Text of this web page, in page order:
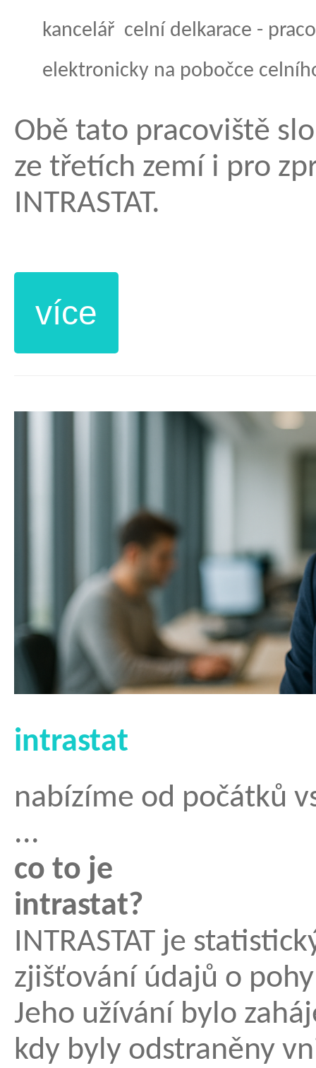
kancelář celní delkarace - p
elektronicky na pobočce
Obě tato pracoviště
ze třetích zemí i pro
INTRASTAT.
intrastat
nabízíme od počátků
...
co to je
INTRASTAT je
zjišťování údajů o
Jeho užívání bylo
kdy byly odstraněny